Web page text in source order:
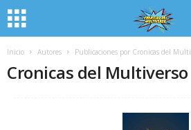
Inicio Autores Publicaciones por Cronicas del
Cronicas del Multiverso